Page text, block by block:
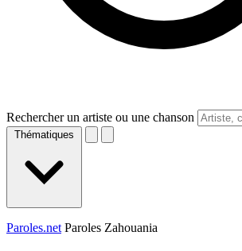
Rechercher un artiste ou une chanson
Thématiques
Paroles.net Paroles Zahouania